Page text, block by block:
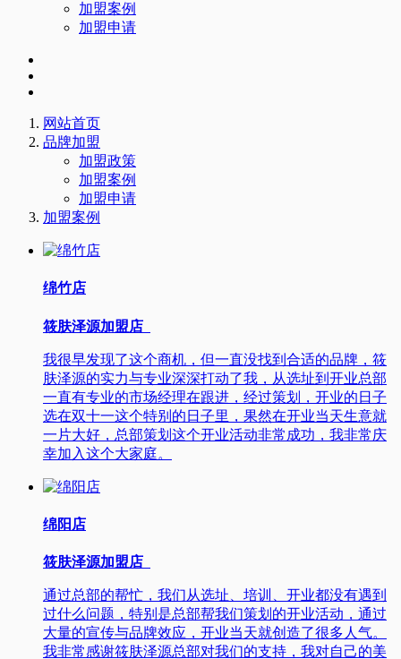
加盟案例
加盟申请
网站首页
品牌加盟
加盟政策
加盟案例
加盟申请
加盟案例
绵竹店
筱肤泽源加盟店
我很早发现了这个商机，但一直没找到合适的品牌，筱
肤泽源的实力与专业深深打动了我，从选址到开业总部
一直有专业的市场经理在跟进，经过策划，开业的日子
选在双十一这个特别的日子里，果然在开业当天生意就
一片大好，总部策划这个开业活动非常成功，我非常庆
幸加入这个大家庭。
绵阳店
筱肤泽源加盟店
通过总部的帮忙，我们从选址、培训、开业都没有遇到
过什么问题，特别是总部帮我们策划的开业活动，通过
大量的宣传与品牌效应，开业当天就创造了很多人气。
我非常感谢筱肤泽源总部对我们的支持，我对自己的美